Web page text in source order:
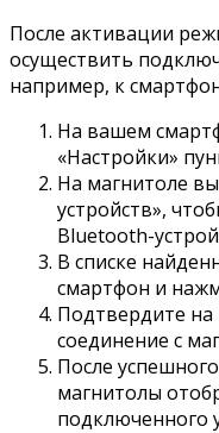
После активации
осуществить
например, к
На вашем
«Настройки»
На магнитоле
устройств»,
Bluetooth-
В списке
смартфон и
Подтвердите
соединение с
После
магнитолы
подключенного